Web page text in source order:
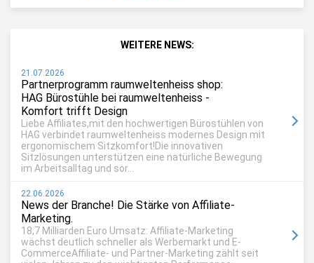
WEITERE NEWS:
21.07.2026
Partnerprogramm raumweltenheiss shop:
HAG Bürostühle bei raumweltenheiss -
Komfort trifft Design
Liebe Affiliates,mit den hochwertigen Bürostühlen von
HAG verbindet raumweltenheiss modernes Design mit
ergonomischem Sitzkomfort!Die innovativen
Sitzlösungen unterstützen eine natürliche Bewegung
im Arbeitsalltag und sor...
22.06.2026
News der Branche! Die Stärke von Affiliate-
Marketing.
18,7 Milliarden Euro Umsatz: Affiliate-Marketing
wächst deutlich schneller als Werbemarkt und E-
CommerceAffiliate- und Partner-Marketing zählt seit